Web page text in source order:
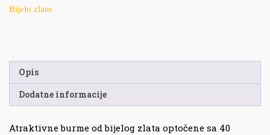
Bijelo zlato
Opis
Dodatne informacije
Atraktivne burme od bijelog zlata optočene sa 40